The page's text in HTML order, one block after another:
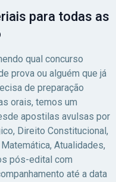
para todas as
qual concurso
prova ou alguém que já
de preparação
orais, temos um
apostilas avulsas por
Direito Constitucional,
Atualidades,
pós-edital com
até a data